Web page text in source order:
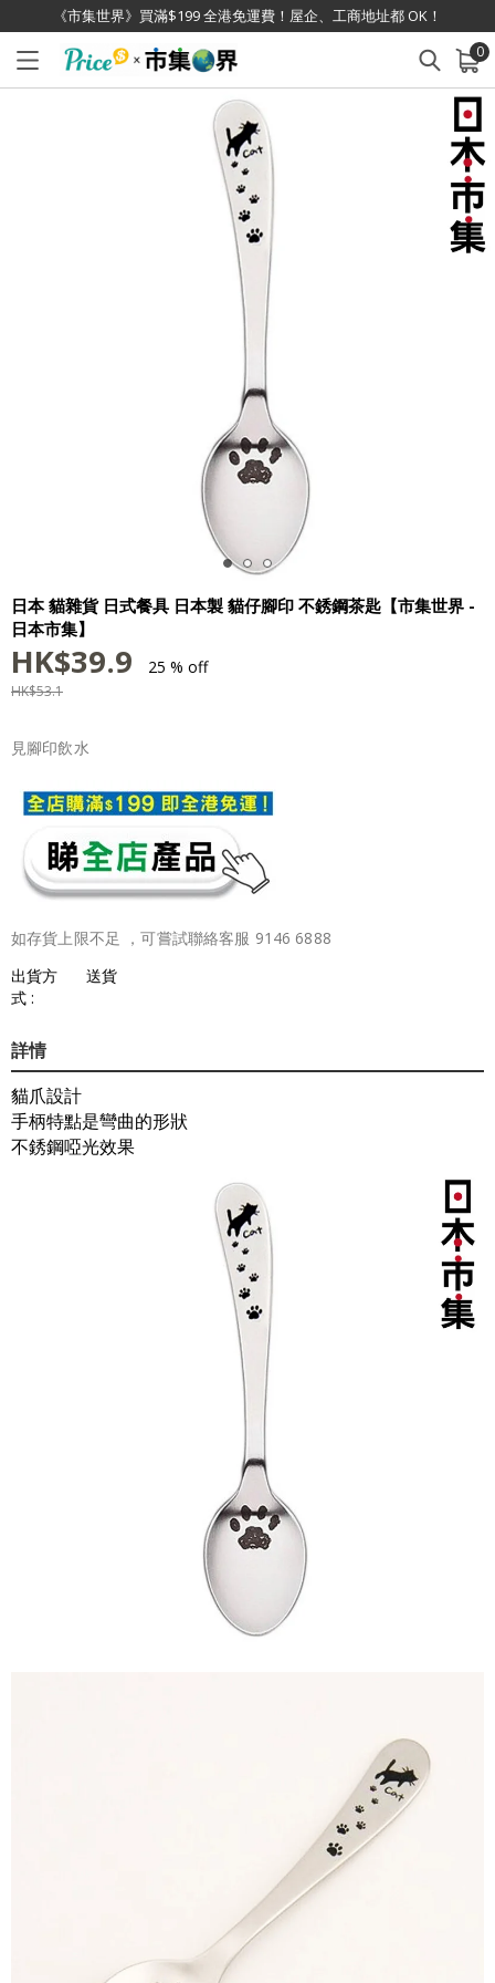
《市集世界》買滿$199 全港免運費！屋企、工商地址都 OK！
0
已加入購物車 查看
日本 貓雜貨 日式餐具 日本製 貓仔腳印 不銹鋼茶匙【市集世界 -
日本市集】
HK$39.9 25 % off
HK$53.1
見腳印飲水
如存貨上限不足 ，可嘗試聯絡客服 9146 6888
出貨方
式 :
送貨
詳情
貓爪設計
手柄特點是彎曲的形狀
不銹鋼啞光效果